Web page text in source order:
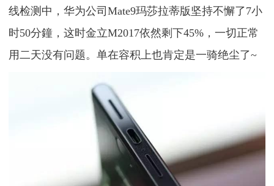
线检测中，华为公司Mate9玛莎拉蒂版坚持不懈了7小
时50分鐘，这时金立M2017依然剩下45%，一切正常
用二天没有问题。单在容积上也肯定是一骑绝尘了~